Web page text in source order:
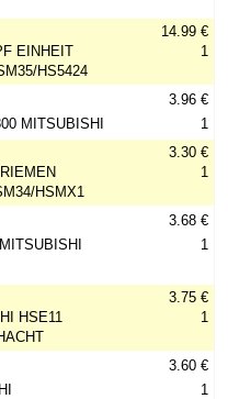
EINHEIT
HS5424
14.99 €
1
MITSUBISHI
3.96 €
1
HSMX1
3.30 €
1
3.68 €
1
HSE11
3.75 €
1
3.60 €
1